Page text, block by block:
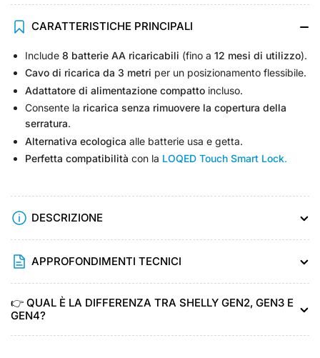
CARATTERISTICHE PRINCIPALI
Include 8 batterie AA ricaricabili (fino a 12 mesi di utilizzo).
Cavo di ricarica da 3 metri per un posizionamento flessibile.
Adattatore di alimentazione compatto incluso.
Consente la ricarica senza rimuovere la copertura della
serratura.
Alternativa ecologica alle batterie usa e getta.
Perfetta compatibilità con la LOQED Touch Smart Lock.
DESCRIZIONE
APPROFONDIMENTI TECNICI
👉 QUAL È LA DIFFERENZA TRA SHELLY GEN2, GEN3 E
GEN4?